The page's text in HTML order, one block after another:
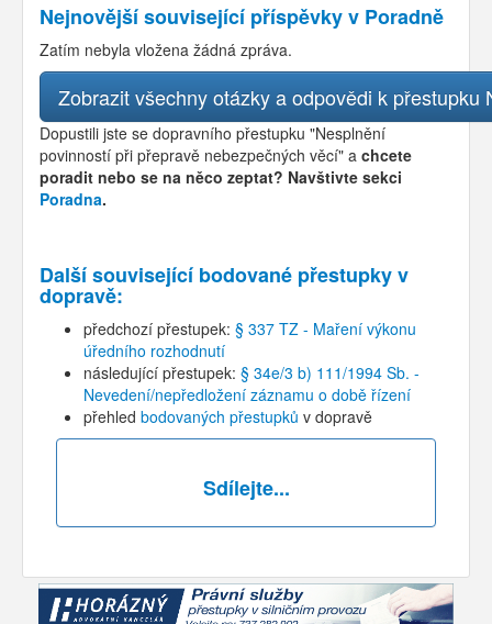
Nejnovější související příspěvky v Poradně
Zatím nebyla vložena žádná zpráva.
Zobrazit všechny otázky a odpovědi k
Dopustili jste se dopravního přestupku "Nesplnění
povinností při přepravě nebezpečných věcí" a chcete
poradit nebo se na něco zeptat? Navštivte sekci
Poradna.
Další související bodované přestupky v
dopravě:
předchozí přestupek: § 337 TZ - Maření výkonu
úředního rozhodnutí
následující přestupek: § 34e/3 b) 111/1994 Sb. -
Nevedení/nepředložení záznamu o době řízení
přehled bodovaných přestupků v dopravě
Sdílejte...